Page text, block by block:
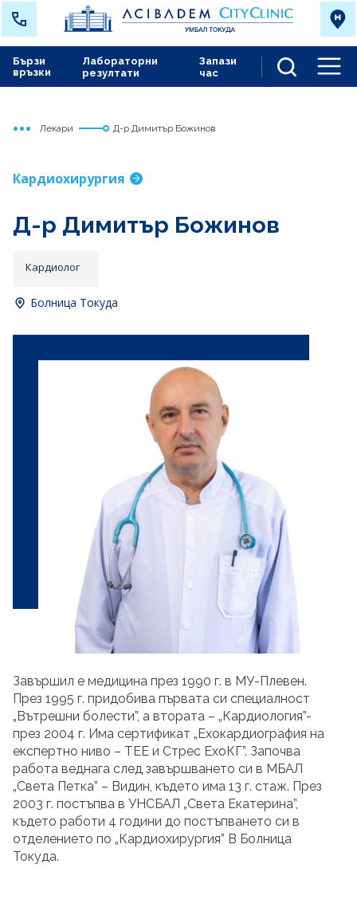
Лабораторни
резултати
Запази
час
Бързи
връзки
Начало
Токуда
Лекари Д-р Димитър Божинов
Кардиохирургия
Д-р Димитър Божинов
Кардиолог
Болница Токуда
Завършил е медицина през 1990 г. в МУ-Плевен.
През 1995 г. придобива първата си специалност
„Вътрешни болести”, а втората – „Кардиология”-
през 2004 г. Има сертификат „Ехокардиография на
експертно ниво – ТЕЕ и Стрес ЕхоКГ”. Започва
работа веднага след завършването си в МБАЛ
„Света Петка” – Видин, където има 13 г. стаж. През
2003 г. постъпва в УНСБАЛ „Света Екатерина”,
където работи 4 години до постъпването си в
отделението по „Кардиохирургия” В Болница
Токуда.